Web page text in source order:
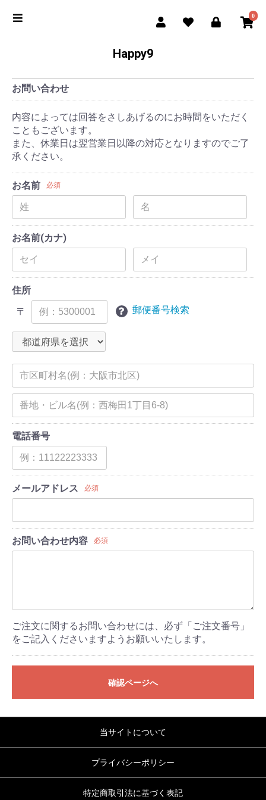
0
Happy9
お問い合わせ
内容によっては回答をさしあげるのにお時間をいただく
こともございます。
また、休業日は翌営業日以降の対応となりますのでご了
承ください。
お名前 必須
お名前(カナ)
住所
〒
郵便番号検索
電話番号
メールアドレス 必須
お問い合わせ内容 必須
ご注文に関するお問い合わせには、必ず「ご注文番号」
をご記入くださいますようお願いいたします。
確認ページへ
当サイトについて
プライバシーポリシー
特定商取引法に基づく表記